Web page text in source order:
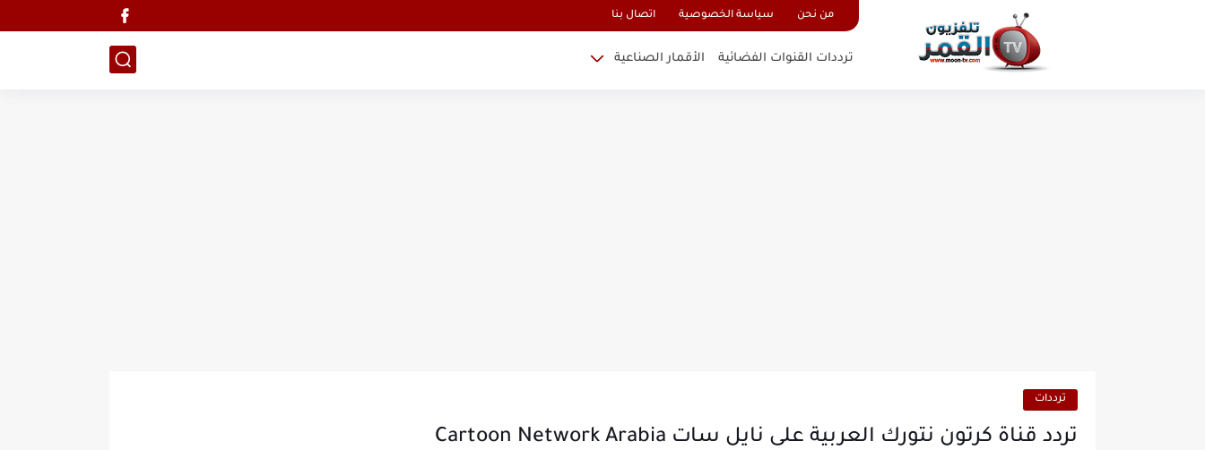
من نحن سياسة الخصوصية اتصال بنا
ترددات القنوات الفضائية الأقمار الصناعية
ترددات
تردد قناة كرتون نتورك العربية على نايل سات Cartoon Network Arabia